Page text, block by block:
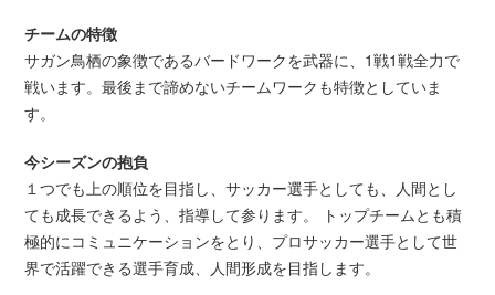
チームの特徴
サガン鳥栖の象徴であるバードワークを武器に、1戦1戦全力で
戦います。最後まで諦めないチームワークも特徴としていま
す。
今シーズンの抱負
１つでも上の順位を目指し、サッカー選手としても、人間とし
ても成長できるよう、指導して参ります。 トップチームとも積
極的にコミュニケーションをとり、プロサッカー選手として世
界で活躍できる選手育成、人間形成を目指します。